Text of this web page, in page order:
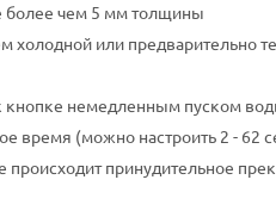
более чем 5 мм толщины
холодной или предварительно
кнопке немедленным пуском
время (можно настроить 2 - 62
принудительное